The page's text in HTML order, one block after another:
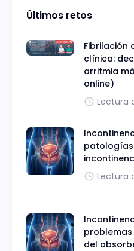
Últimos retos
Fibrilación
clínica:
arritmia
online)
Lectura
Lectura
del